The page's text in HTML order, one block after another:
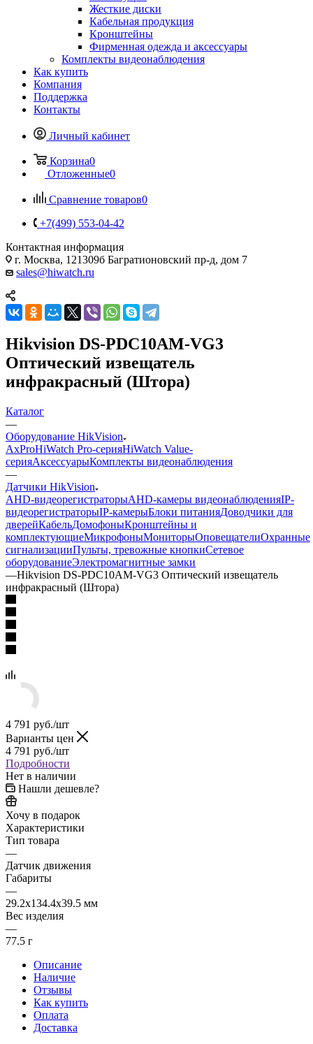
Жесткие диски
Кабельная продукция
Кронштейны
Фирменная одежда и аксессуары
Комплекты видеонаблюдения
Как купить
Компания
Поддержка
Контакты
Личный кабинет
Корзина0
Отложенные0
Сравнение товаров0
+7(499) 553-04-42
Контактная информация
г. Москва, 121309б Багратионовский пр-д, дом 7
sales@hiwatch.ru
Hikvision DS-PDC10AM-VG3
Оптический извещатель
инфракрасный (Штора)
Каталог
—
Оборудование HikVision
AxProHiWatch Pro-серияHiWatch Value-
серияАксессуарыКомплекты видеонаблюдения
—
Датчики HikVision
AHD-видеорегистраторыAHD-камеры видеонаблюденияIP-
видеорегистраторыIP-камерыБлоки питанияДоводчики для
дверейКабельДомофоныКронштейны и
комплектующиеМикрофоныМониторыОповещателиОхранные
сигнализацииПульты, тревожные кнопкиСетевое
оборудованиеЭлектромагнитные замки
—Hikvision DS-PDC10AM-VG3 Оптический извещатель
инфракрасный (Штора)
4 791 руб./шт
Варианты цен
4 791 руб./шт
Подробности
Нет в наличии
Нашли дешевле?
Хочу в подарок
Характеристики
Тип товара
—
Датчик движения
Габариты
—
29.2x134.4x39.5 мм
Вес изделия
—
77.5 г
Описание
Наличие
Отзывы
Как купить
Оплата
Доставка